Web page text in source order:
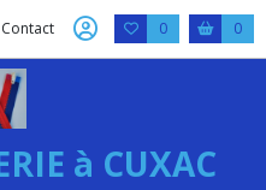
Contact 0 0
à CUXAC